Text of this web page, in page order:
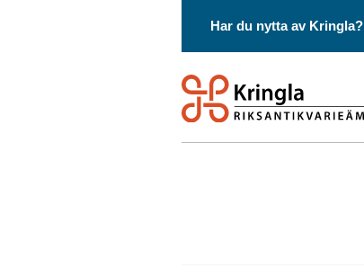
Har du nytta av Kringla?